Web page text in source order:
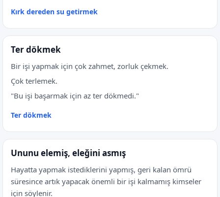
Kırk dereden su getirmek
Ter dökmek
Bir işi yapmak için çok zahmet, zorluk çekmek.
Çok terlemek.
"Bu işi başarmak için az ter dökmedi."
Ter dökmek
Ununu elemiş, eleğini asmış
Hayatta yapmak istediklerini yapmış, geri kalan ömrü
süresince artık yapacak önemli bir işi kalmamış kimseler
için söylenir.